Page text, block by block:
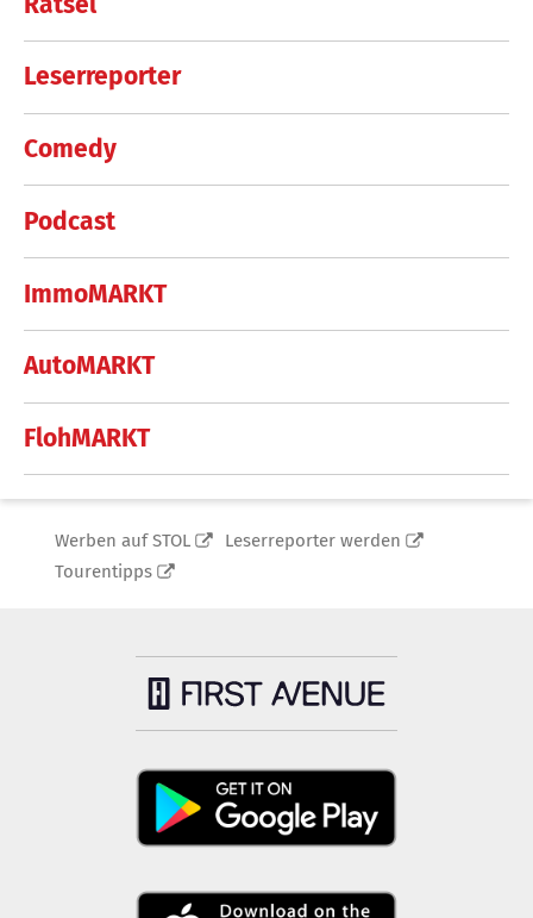
Leserreporter
Comedy
Podcast
ImmoMARKT
AutoMARKT
FlohMARKT
Werben auf STOL
Leserreporter werden
Tourentipps